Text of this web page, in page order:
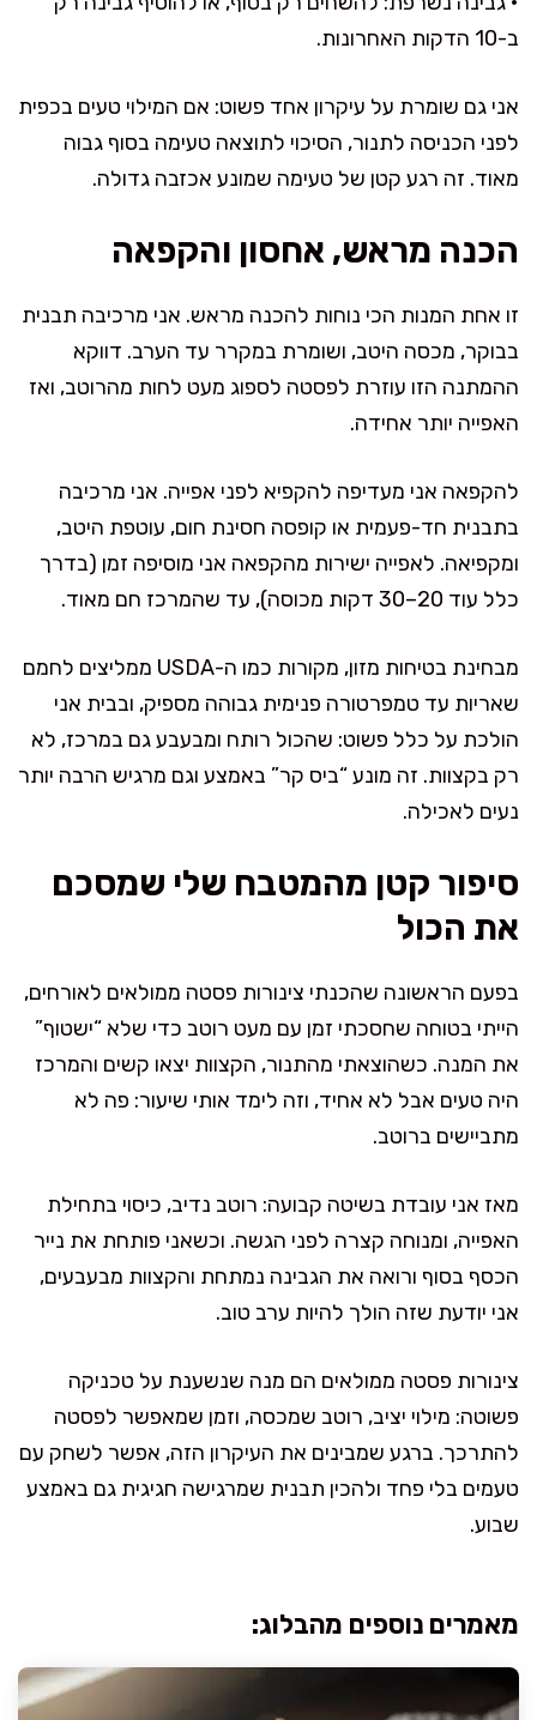
ב-10 הדקות האחרונות.
אני גם שומרת על עיקרון אחד פשוט: אם המילוי טעים בכפית
לפני הכניסה לתנור, הסיכוי לתוצאה טעימה בסוף גבוה
מאוד. זה רגע קטן של טעימה שמונע אכזבה גדולה.
הכנה מראש, אחסון והקפאה
זו אחת המנות הכי נוחות להכנה מראש. אני מרכיבה תבנית
בבוקר, מכסה היטב, ושומרת במקרר עד הערב. דווקא
ההמתנה הזו עוזרת לפסטה לספוג מעט לחות מהרוטב, ואז
האפייה יותר אחידה.
להקפאה אני מעדיפה להקפיא לפני אפייה. אני מרכיבה
בתבנית חד-פעמית או קופסה חסינת חום, עוטפת היטב,
ומקפיאה. לאפייה ישירות מהקפאה אני מוסיפה זמן (בדרך
כלל עוד 20–30 דקות מכוסה), עד שהמרכז חם מאוד.
מבחינת בטיחות מזון, מקורות כמו ה-USDA ממליצים לחמם
שאריות עד טמפרטורה פנימית גבוהה מספיק, ובבית אני
הולכת על כלל פשוט: שהכול רותח ומבעבע גם במרכז, לא
רק בקצוות. זה מונע “ביס קר” באמצע וגם מרגיש הרבה יותר
נעים לאכילה.
סיפור קטן מהמטבח שלי שמסכם
את הכול
בפעם הראשונה שהכנתי צינורות פסטה ממולאים לאורחים,
הייתי בטוחה שחסכתי זמן עם מעט רוטב כדי שלא “ישטוף”
את המנה. כשהוצאתי מהתנור, הקצוות יצאו קשים והמרכז
היה טעים אבל לא אחיד, וזה לימד אותי שיעור: פה לא
מתביישים ברוטב.
מאז אני עובדת בשיטה קבועה: רוטב נדיב, כיסוי בתחילת
האפייה, ומנוחה קצרה לפני הגשה. וכשאני פותחת את נייר
הכסף בסוף ורואה את הגבינה נמתחת והקצוות מבעבעים,
אני יודעת שזה הולך להיות ערב טוב.
צינורות פסטה ממולאים הם מנה שנשענת על טכניקה
פשוטה: מילוי יציב, רוטב שמכסה, וזמן שמאפשר לפסטה
להתרכך. ברגע שמבינים את העיקרון הזה, אפשר לשחק עם
טעמים בלי פחד ולהכין תבנית שמרגישה חגיגית גם באמצע
שבוע.
מאמרים נוספים מהבלוג: